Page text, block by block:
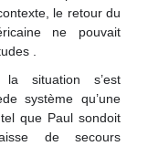
le retour du
ne pouvait
.
situation s’est
système qu’une
que Paul sondoit
de secours